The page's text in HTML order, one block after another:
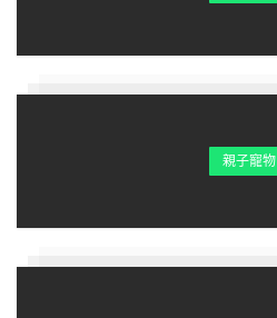
親子寵物